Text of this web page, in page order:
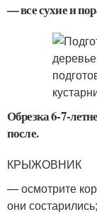
— все сухие и
Обрезка 6-7-
после.
КРЫЖОВНИК
— осмотрите
они состарились;